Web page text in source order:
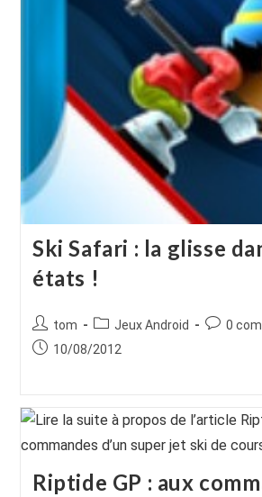
Ski Safari : la glisse
états !
Auteur/autrice
de
tom
Post
category:
Jeux Android
0
Publication
10/08/2012
Riptide GP : aux